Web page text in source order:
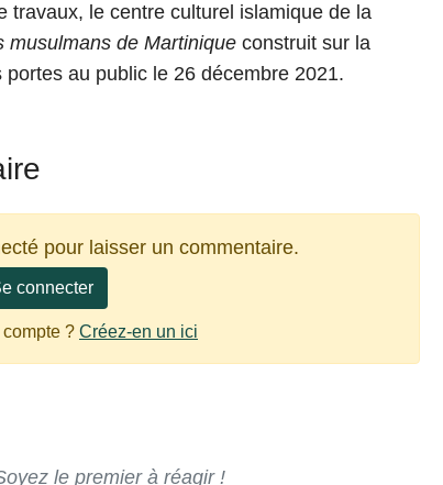
travaux, le centre culturel islamique de la
musulmans de Martinique construit sur la
au public le 26 décembre 2021.
pour laisser un commentaire.
connecter
? Créez-en un ici
le premier à réagir !